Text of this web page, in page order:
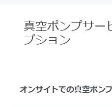
真空ポンプサー
プション
オンサイトでの真空ポン